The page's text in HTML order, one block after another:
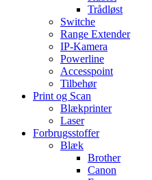
Trådløst
Switche
Range Extender
IP-Kamera
Powerline
Accesspoint
Tilbehør
Print og Scan
Blækprinter
Laser
Forbrugsstoffer
Blæk
Brother
Canon